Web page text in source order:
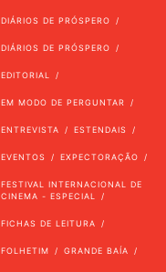
DIÁRIOS DE PRÓSPERO
DIÁRIOS DE PRÓSPERO
EDITORIAL
EM MODO DE PERGUNTAR
ENTREVISTA ESTENDAIS
EVENTOS EXPECTORAÇÃO
FESTIVAL INTERNACIONAL DE
CINEMA - ESPECIAL
FICHAS DE LEITURA
FOLHETIM GRANDE BAÍA